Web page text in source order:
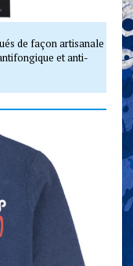
de façon artisanale
et anti-